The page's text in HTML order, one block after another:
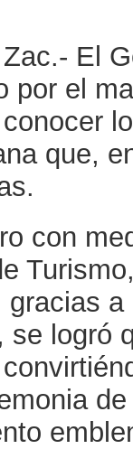
El
por el
que,
con
gracias
se logró